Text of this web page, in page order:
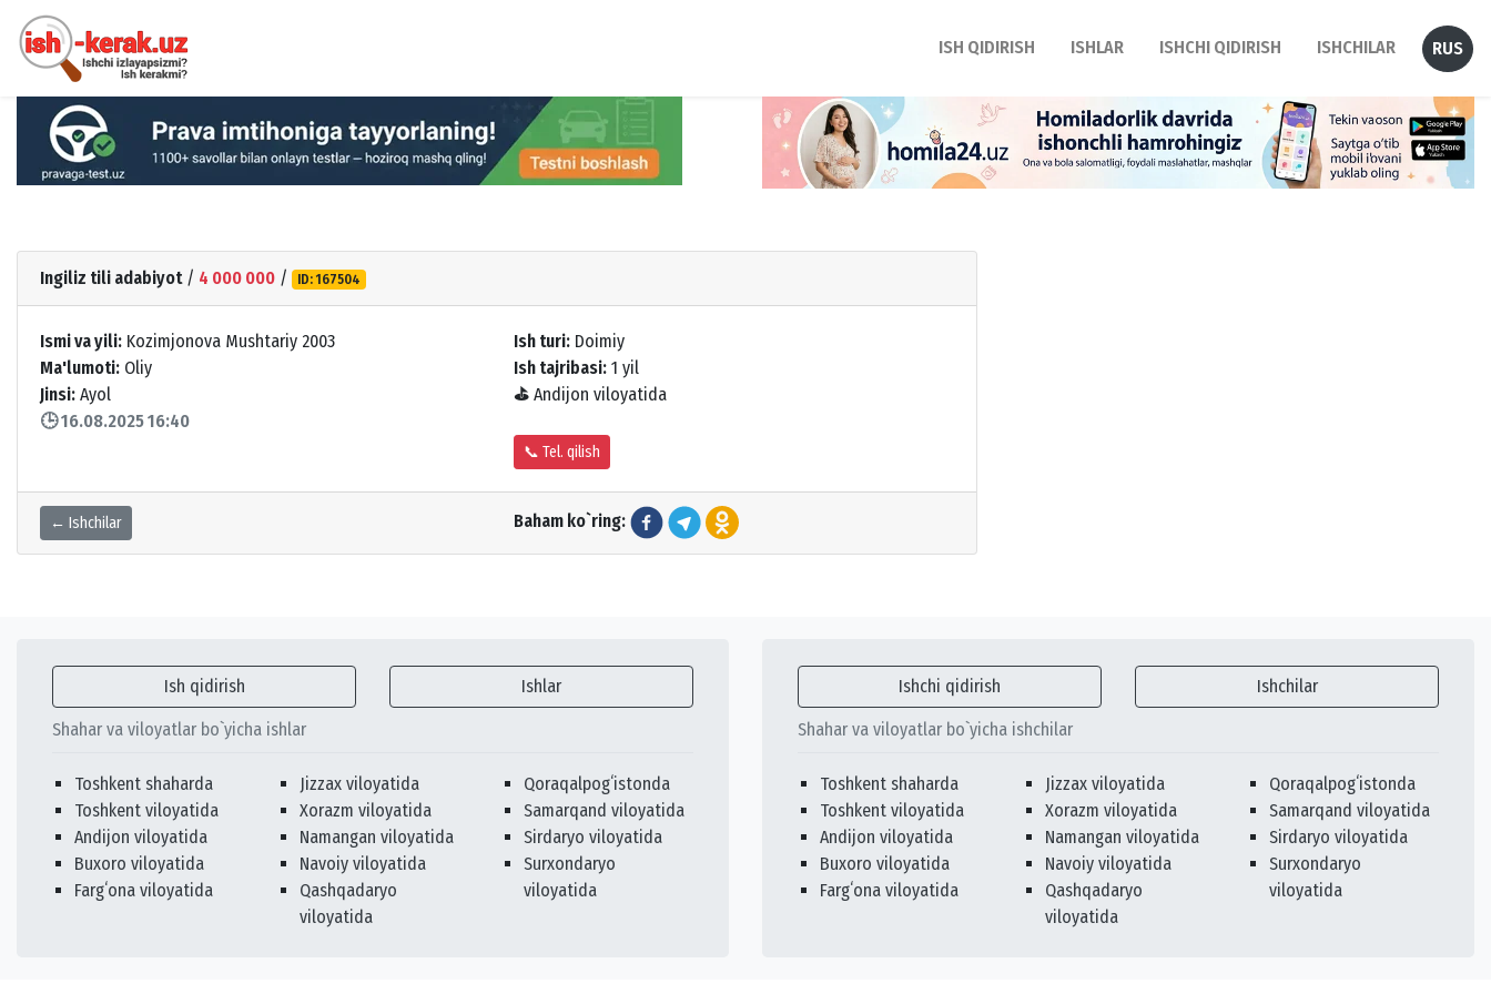
ISH QIDIRISH ISHLAR ISHCHI QIDIRISH ISHCHILAR RUS
Ingiliz tili adabiyot/ 4 000 000 / ID: 167504
Ismi va yili: Kozimjonova Mushtariy 2003
Ma'lumoti: Oliy
Jinsi: Ayol
🕒 16.08.2025 16:40
Ish turi: Doimiy
Ish tajribasi: 1 yil
⛳ Andijon viloyatida
📞 Tel. qilish
← Ishchilar Baham ko`ring:
Ish qidirish Ishlar
Shahar va viloyatlar bo`yicha ishlar
Toshkent shaharda
Toshkent viloyatida
Andijon viloyatida
Buxoro viloyatida
Fargʻona viloyatida
Jizzax viloyatida
Xorazm viloyatida
Namangan viloyatida
Navoiy viloyatida
Qashqadaryo
viloyatida
Qoraqalpogʻistonda
Samarqand viloyatida
Sirdaryo viloyatida
Surxondaryo
viloyatida
Ishchi qidirish Ishchilar
Shahar va viloyatlar bo`yicha ishchilar
Toshkent shaharda
Toshkent viloyatida
Andijon viloyatida
Buxoro viloyatida
Fargʻona viloyatida
Jizzax viloyatida
Xorazm viloyatida
Namangan viloyatida
Navoiy viloyatida
Qashqadaryo
viloyatida
Qoraqalpogʻistonda
Samarqand viloyatida
Sirdaryo viloyatida
Surxondaryo
viloyatida